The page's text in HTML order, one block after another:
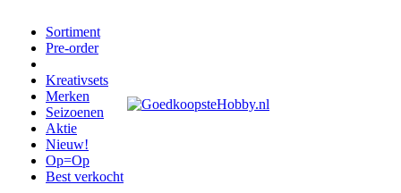
Sortiment
Pre-order
Kreativsets
Merken
Seizoenen
Aktie
Nieuw!
Op=Op
Best verkocht